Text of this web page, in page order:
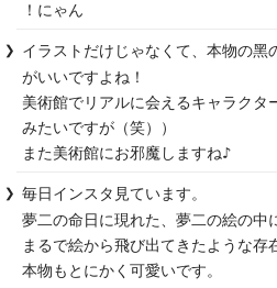
！にゃん
イラストだけじゃなくて、本物の黑
がいいですよね！
美術館でリアルに会えるキャラクタ
みたいですが（笑））
また美術館にお邪魔しますね♪
毎日インスタ見ています。
夢二の命日に現れた、夢二の絵の中
まるで絵から飛び出てきたような存
本物もとにかく可愛いです。